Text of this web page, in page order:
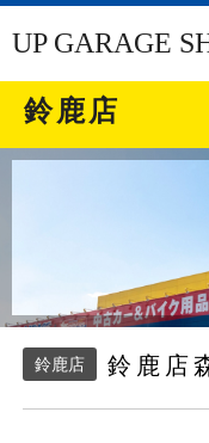
UP GARAGE
鈴鹿店
鈴鹿店 鈴鹿店